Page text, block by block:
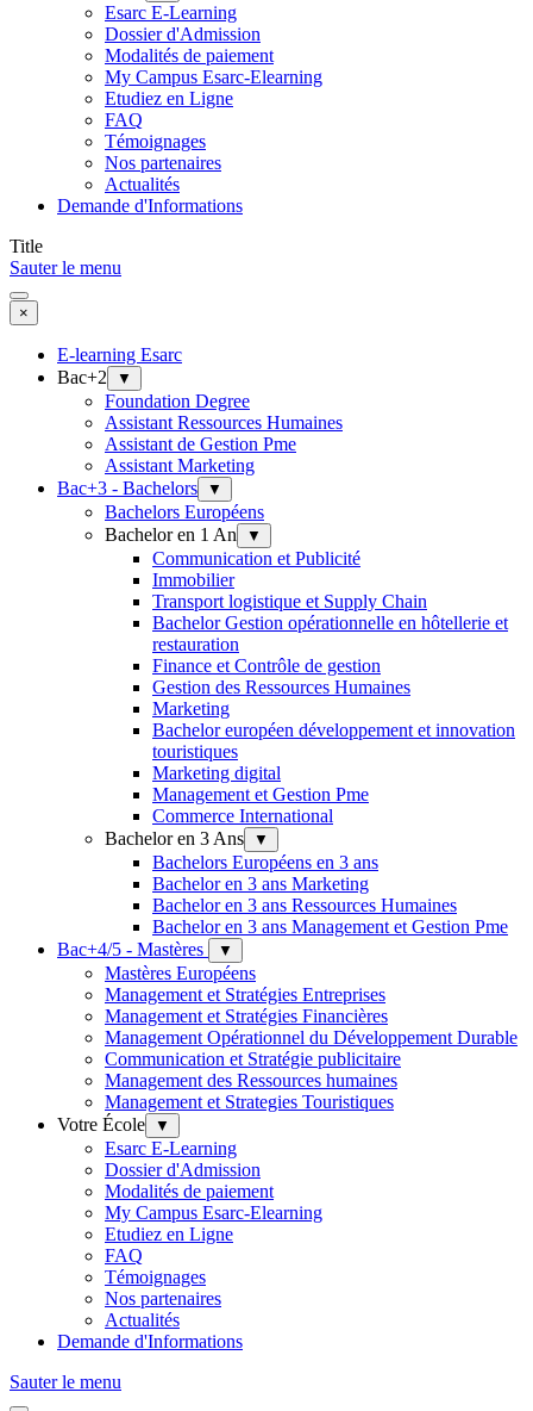
Esarc E-Learning
Dossier d'Admission
Modalités de paiement
My Campus Esarc-Elearning
Etudiez en Ligne
FAQ
Témoignages
Nos partenaires
Actualités
Demande d'Informations
Title
Sauter le menu
×
E-learning Esarc
Bac+2
▼
Foundation Degree
Assistant Ressources Humaines
Assistant de Gestion Pme
Assistant Marketing
Bac+3 - Bachelors
▼
Bachelors Européens
Bachelor en 1 An
▼
Communication et Publicité
Immobilier
Transport logistique et Supply Chain
Bachelor Gestion opérationnelle en hôtellerie et
restauration
Finance et Contrôle de gestion
Gestion des Ressources Humaines
Marketing
Bachelor européen développement et innovation
touristiques
Marketing digital
Management et Gestion Pme
Commerce International
Bachelor en 3 Ans
▼
Bachelors Européens en 3 ans
Bachelor en 3 ans Marketing
Bachelor en 3 ans Ressources Humaines
Bachelor en 3 ans Management et Gestion Pme
Bac+4/5 - Mastères
▼
Mastères Européens
Management et Stratégies Entreprises
Management et Stratégies Financières
Management Opérationnel du Développement Durable
Communication et Stratégie publicitaire
Management des Ressources humaines
Management et Strategies Touristiques
Votre École
▼
Esarc E-Learning
Dossier d'Admission
Modalités de paiement
My Campus Esarc-Elearning
Etudiez en Ligne
FAQ
Témoignages
Nos partenaires
Actualités
Demande d'Informations
Sauter le menu